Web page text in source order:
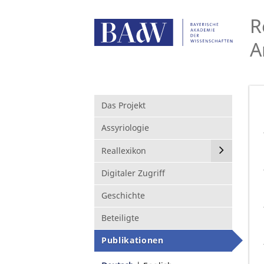
Das Projekt
Assyriologie
Reallexikon
Digitaler Zugriff
Geschichte
Beteiligte
Publikationen